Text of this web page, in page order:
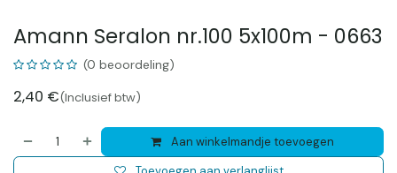
Amann Seralon nr.100 5x100m - 0663
(0 beoordeling)
2,40 €(Inclusief btw)
Aan winkelmandje toevoegen